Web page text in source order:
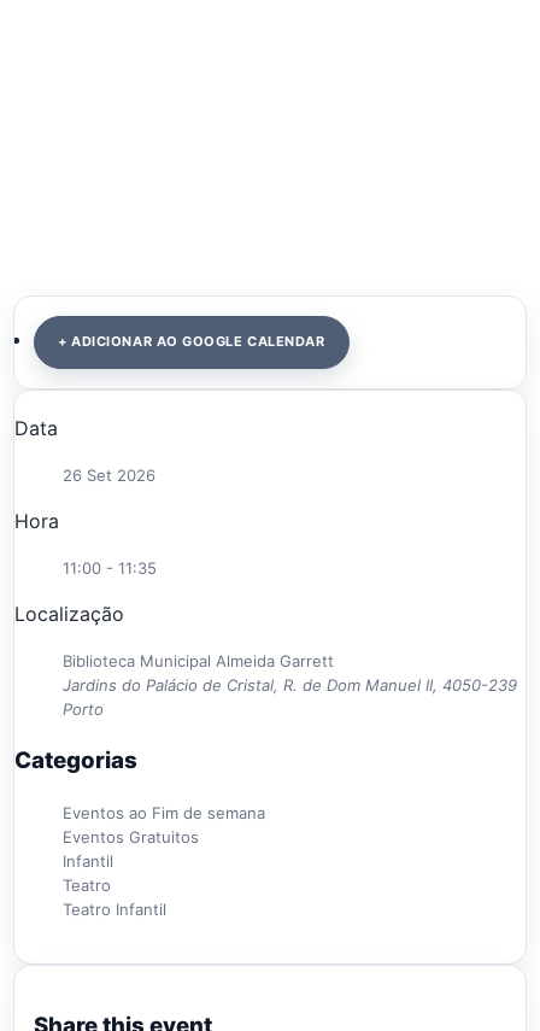
+ ADICIONAR AO GOOGLE CALENDAR
Data
26 Set 2026
Hora
11:00 - 11:35
Localização
Biblioteca Municipal Almeida Garrett
Jardins do Palácio de Cristal, R. de Dom Manuel II, 4050-239
Porto
Categorias
Eventos ao Fim de semana
Eventos Gratuitos
Infantil
Teatro
Teatro Infantil
Share this event